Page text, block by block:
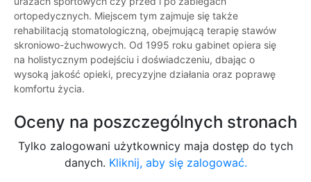
ortopedycznych. Miejscem tym zajmuje się także
rehabilitacją stomatologiczną, obejmującą terapię stawów
skroniowo-żuchwowych. Od 1995 roku gabinet opiera się
na holistycznym podejściu i doświadczeniu, dbając o
wysoką jakość opieki, precyzyjne działania oraz poprawę
komfortu życia.
Oceny na poszczególnych stronach
Tylko zalogowani użytkownicy maja dostęp do tych
danych. Kliknij, aby się zalogować.